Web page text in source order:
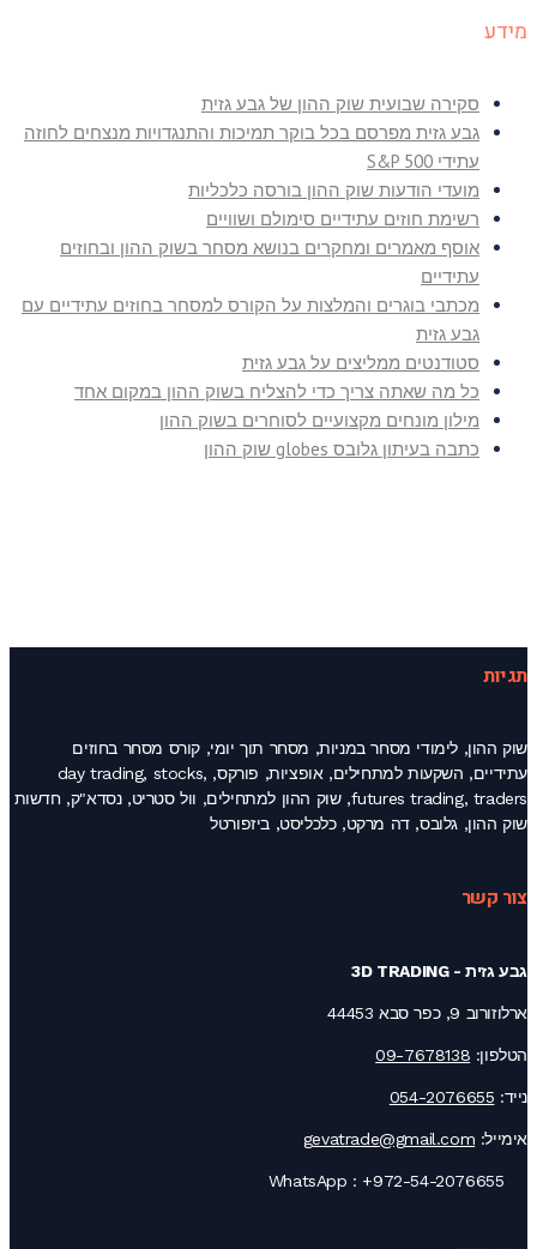
מידע
סקירה שבועית שוק ההון של גבע גזית
גבע גזית מפרסם בכל בוקר תמיכות והתנגדויות מנצחים לחוזה
עתידי S&P 500
מועדי הודעות שוק ההון בורסה כלכליות
רשימת חוזים עתידיים סימולם ושוויים
אוסף מאמרים ומחקרים בנושא מסחר בשוק ההון ובחוזים
עתידיים
מכתבי בוגרים והמלצות על הקורס למסחר בחוזים עתידיים עם
גבע גזית
סטודנטים ממליצים על גבע גזית
כל מה שאתה צריך כדי להצליח בשוק ההון במקום אחד
מילון מונחים מקצועיים לסוחרים בשוק ההון
כתבה בעיתון גלובס globes שוק ההון
תגיות
שוק ההון, לימודי מסחר במניות, מסחר תוך יומי, קורס מסחר בחוזים
עתידיים, השקעות למתחילים, אופציות, פורקס, day trading, stocks,
futures trading, traders, שוק ההון למתחילים, וול סטריט, נסדא"ק, חדשות
שוק ההון, גלובס, דה מרקט, כלכליסט, ביזפורטל
צור קשר
גבע גזית - 3D TRADING
ארלוזורוב 9, כפר סבא 44453
הטלפון: 09-7678138
נייד: 054-2076655
אימייל: gevatrade@gmail.com
+972-54-2076655